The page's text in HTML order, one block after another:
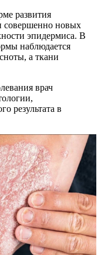
развития
совершенно новых
эпидермиса. В
наблюдается
а ткани
врач
результата в